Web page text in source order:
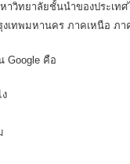
วิทยาลัยชั้นนำของประเ
เทพมหานคร ภาคเหนือ ภ
Google คือ